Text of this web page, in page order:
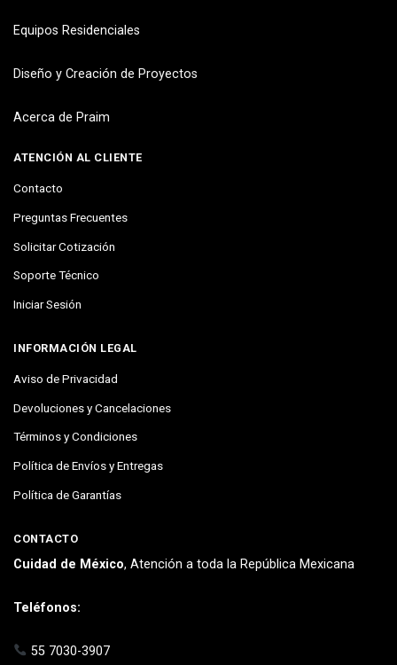
Equipos Residenciales
Diseño y Creación de Proyectos
Acerca de Praim
ATENCIÓN AL CLIENTE
Contacto
Preguntas Frecuentes
Solicitar Cotización
Soporte Técnico
Iniciar Sesión
INFORMACIÓN LEGAL
Aviso de Privacidad
Devoluciones y Cancelaciones
Términos y Condiciones
Política de Envíos y Entregas
Política de Garantías
CONTACTO
Cuidad de México, Atención a toda la República Mexicana
Teléfonos:
55 7030-3907